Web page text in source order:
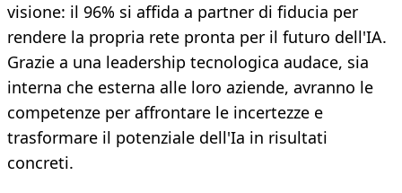
visione: il 96% si affida a partner di fiducia per
rendere la propria rete pronta per il futuro dell'IA.
Grazie a una leadership tecnologica audace, sia
interna che esterna alle loro aziende, avranno le
competenze per affrontare le incertezze e
trasformare il potenziale dell'Ia in risultati
concreti.